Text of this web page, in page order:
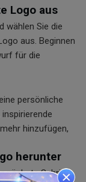
Logo aus
wählen Sie die
aus. Beginnen
für die
persönliche
hinzufügen,
herunter
nächste Schritt